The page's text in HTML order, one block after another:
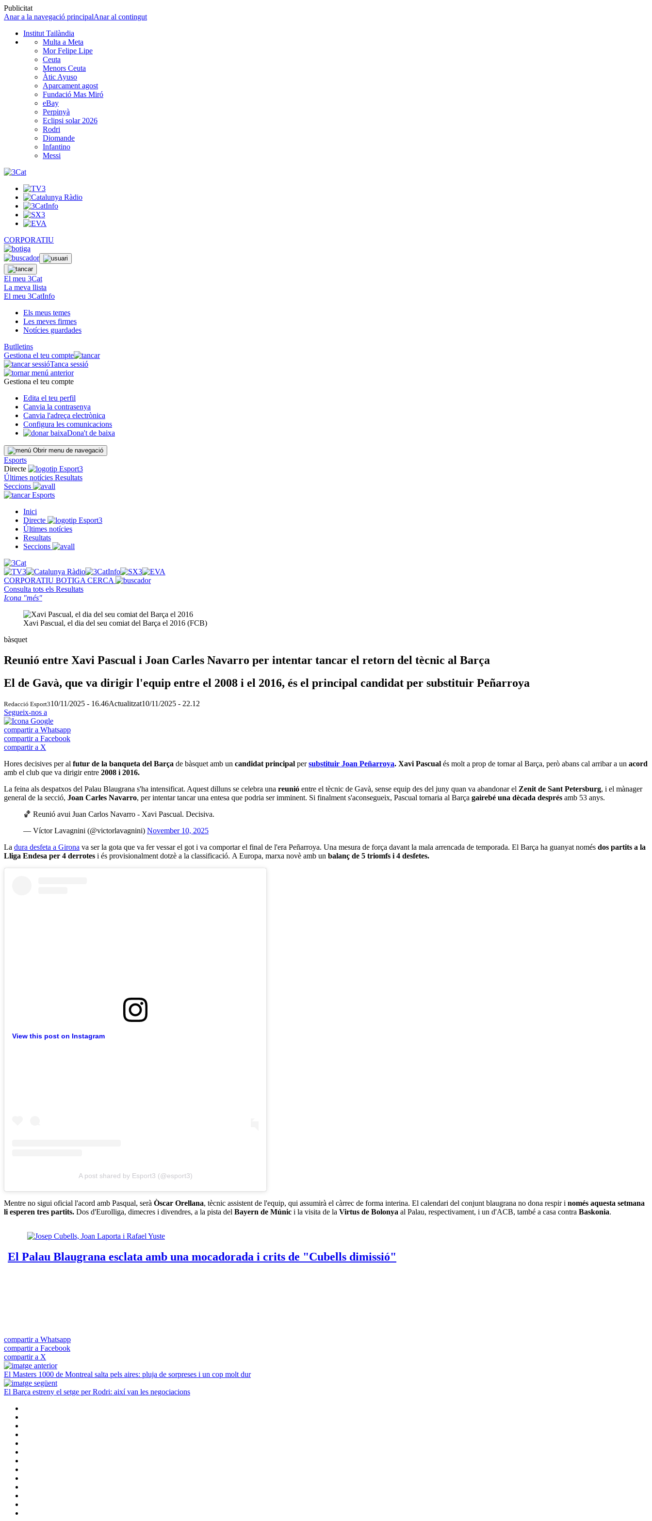
Publicitat
Anar a la navegació principalAnar al contingut
Institut Tailàndia
Multa a Meta
Mor Felipe Lipe
Ceuta
Menors Ceuta
Àtic Ayuso
Aparcament agost
Fundació Mas Miró
eBay
Perpinyà
Eclipsi solar 2026
Rodri
Diomande
Infantino
Messi
CORPORATIU
El meu 3Cat
La meva llista
El meu 3CatInfo
Els meus temes
Les meves firmes
Notícies guardades
Butlletins
Gestiona el teu compte
Tanca sessió
Gestiona el teu compte
Edita el teu perfil
Canvia la contrasenya
Canvia l'adreça electrònica
Configura les comunicacions
Dona't de baixa
Obrir menu de navegació
Esports
Directe
Últimes notícies Resultats
Seccions
Esports
Inici
Directe
Últimes notícies
Resultats
Seccions
CORPORATIU BOTIGA CERCA
Consulta tots els Resultats
Icona "més"
Xavi Pascual, el dia del seu comiat del Barça el 2016 (FCB)
bàsquet
Reunió entre Xavi Pascual i Joan Carles Navarro per intentar tancar el retorn del tècnic al Barça
El de Gavà, que va dirigir l'equip entre el 2008 i el 2016, és el principal candidat per substituir Peñarroya
Redacció Esport310/11/2025 - 16.46Actualitzat10/11/2025 - 22.12
Segueix-nos a
compartir a Whatsapp
compartir a Facebook
compartir a X
Hores decisives per al futur de la banqueta del Barça de bàsquet amb un candidat principal persubstituir Joan Peñarroya. Xavi Pascual és molt a prop de tornar al Barça, però abans cal arribar a un acord
amb el club que va dirigir entre 2008 i 2016.
La feina als despatxos del Palau Blaugrana s'ha intensificat. Aquest dilluns se celebra una reunió entre el tècnic de Gavà, sense equip des del juny quan va abandonar el Zenit de Sant Petersburg, i el mànager
general de la secció, Joan Carles Navarro, per intentar tancar una entesa que podria ser imminent. Si finalment s'aconsegueix, Pascual tornaria al Barça gairebé una dècada després amb 53 anys.
🏀 Reunió avui Juan Carlos Navarro - Xavi Pascual. Decisiva.
— Víctor Lavagnini (@victorlavagnini) November 10, 2025
La dura desfeta a Girona va ser la gota que va fer vessar el got i va comportar el final de l'era Peñarroya. Una mesura de força davant la mala arrencada de temporada. El Barça ha guanyat només dos partits a la
Lliga Endesa per 4 derrotes i és provisionalment dotzè a la classificació. A Europa, marxa novè amb un balanç de 5 triomfs i 4 desfetes.
View this post on Instagram
A post shared by Esport3 (@esport3)
Mentre no sigui oficial l'acord amb Pasqual, serà Òscar Orellana, tècnic assistent de l'equip, qui assumirà el càrrec de forma interina. El calendari del conjunt blaugrana no dona respir i només aquesta setmana
li esperen tres partits. Dos d'Eurolliga, dimecres i divendres, a la pista del Bayern de Múnic i la visita de la Virtus de Bolonya al Palau, respectivament, i un d'ACB, també a casa contra Baskonia.
compartir a Whatsapp
compartir a Facebook
compartir a X
El Masters 1000 de Montreal salta pels aires: pluja de sorpreses i un cop molt dur
El Barça estreny el setge per Rodri: així van les negociacions